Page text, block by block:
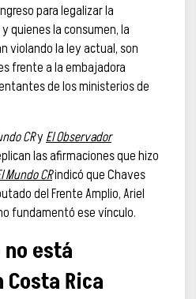
para legalizar la
quienes la consumen, la
violando la ley actual, son
frente a la embajadora
de los ministerios de
CRyEl Observador
las afirmaciones que hizo
Mundo CRindicó que Chaves
del Frente Amplio, Ariel
fundamentó ese vínculo.
está
Rica